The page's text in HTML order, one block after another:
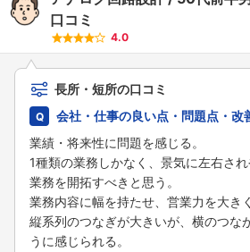
口コミ
4.0
長所・短所の口コミ
会社・仕事の良い点・問題点・改
業績・将来性に問題を感じる。
1種類の業務しかなく、景気に左右さ
業務を開拓すべきと思う。
業務内容に幅を持たせ、営業力を大き
縦系列のつなぎが大きいが、横のつな
うに感じられる。